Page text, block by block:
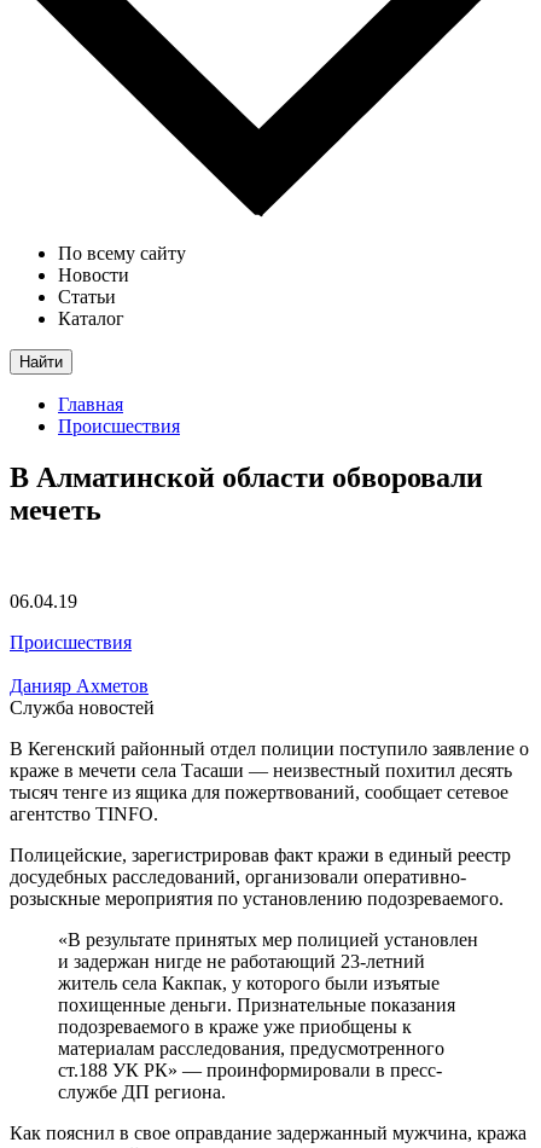
По всему сайту
Новости
Статьи
Каталог
Найти
Главная
Происшествия
В Алматинской области обворовали
мечеть
06.04.19
Происшествия
Данияр Ахметов
Служба новостей
В Кегенский районный отдел полиции поступило заявление о
краже в мечети села Тасаши — неизвестный похитил десять
тысяч тенге из ящика для пожертвований, сообщает сетевое
агентство TINFO.
Полицейские, зарегистрировав факт кражи в единый реестр
досудебных расследований, организовали оперативно-
розыскные мероприятия по установлению подозреваемого.
«В результате принятых мер полицией установлен
и задержан нигде не работающий 23-летний
житель села Какпак, у которого были изъятые
похищенные деньги. Признательные показания
подозреваемого в краже уже приобщены к
материалам расследования, предусмотренного
ст.188 УК РК» — проинформировали в пресс-
службе ДП региона.
Как пояснил в свое оправдание задержанный мужчина, кража